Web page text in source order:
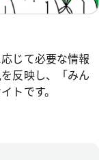
じて必要な情報
反映し、「みん
トです。